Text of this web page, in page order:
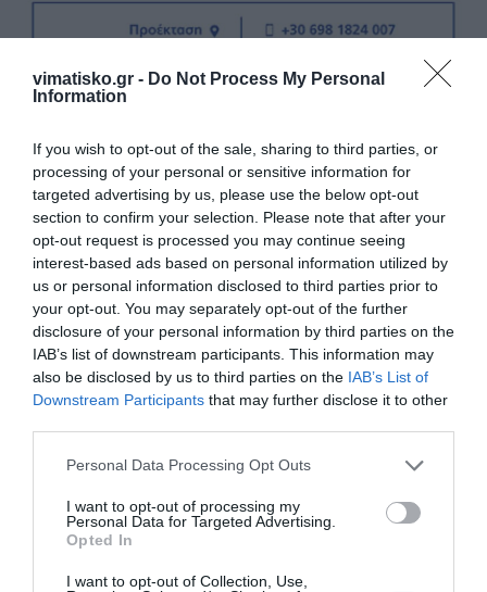
vimatisko.gr - Do Not Process My Personal
Information
If you wish to opt-out of the sale, sharing to third parties, or
processing of your personal or sensitive information for
targeted advertising by us, please use the below opt-out
section to confirm your selection. Please note that after your
opt-out request is processed you may continue seeing
interest-based ads based on personal information utilized by
us or personal information disclosed to third parties prior to
your opt-out. You may separately opt-out of the further
disclosure of your personal information by third parties on the
IAB’s list of downstream participants. This information may
also be disclosed by us to third parties on the IAB’s List of
Downstream Participants that may further disclose it to other
Personal Data Processing Opt Outs
I want to opt-out of processing my
Personal Data for Targeted Advertising.
Opted In
I want to opt-out of Collection, Use,
Η ανωνυμία είναι το καλύτερο κρησφύγετο δειλίας και